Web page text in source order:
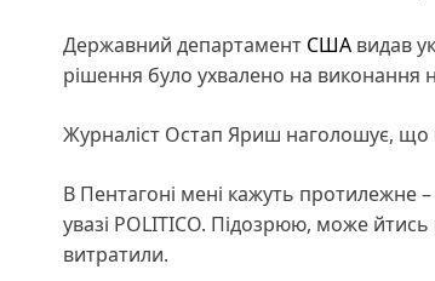
Державний департамент США видав
рішення було ухвалено на
Журналіст Остап Яриш наголошує, що
В Пентагоні мені кажуть протилежне
увазі POLITICO. Підозрюю, може
витратили.